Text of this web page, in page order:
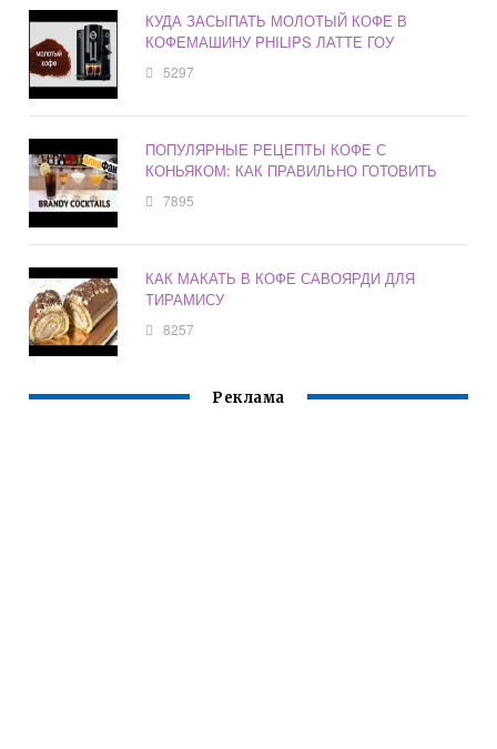
КУДА ЗАСЫПАТЬ МОЛОТЫЙ КОФЕ В
КОФЕМАШИНУ PHILIPS ЛАТТЕ ГОУ
5297
ПОПУЛЯРНЫЕ РЕЦЕПТЫ КОФЕ С
КОНЬЯКОМ: КАК ПРАВИЛЬНО ГОТОВИТЬ
7895
КАК МАКАТЬ В КОФЕ САВОЯРДИ ДЛЯ
ТИРАМИСУ
8257
Реклама